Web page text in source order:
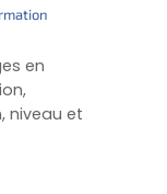
en
niveau et